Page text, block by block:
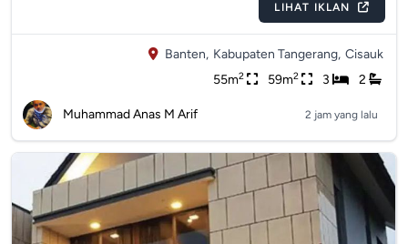
LIHAT IKLAN
Banten, Kabupaten Tangerang, Cisauk
55m2 59m2 3 2
Muhammad Anas M Arif 2 jam yang lalu